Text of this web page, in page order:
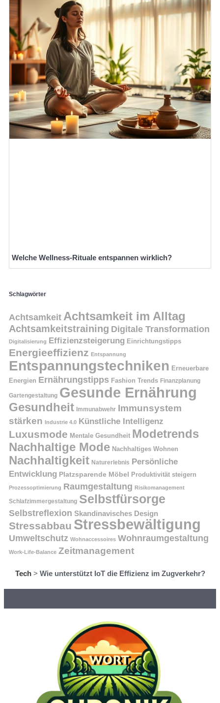
Welche Wellness-Rituale entspannen wirklich?
Schlagwörter
Achtsamkeit Achtsamkeit im Alltag
Achtsamkeitstraining Digitale Transformation
Digitalisierung Effizienzsteigerung Einrichtungstipps
Energieeffizienz Entspannung
Entspannungstechniken Erneuerbare
Energien Ernährungstipps Fashion Trends Finanzplanung
Gartengestaltung Gesunde Ernährung
Gesundheit Immunabwehr Immunsystem
stärken Industrie 4.0 Künstliche Intelligenz
Luxusmode Mentale Gesundheit Modetrends
Nachhaltige Mode Nachhaltiges Wohnen
Nachhaltigkeit Naturerlebnis Persönliche
Entwicklung Platzsparende Möbel Produktivität steigern
Prozessoptimierung Raumgestaltung Risikomanagement
Schlafzimmergestaltung Selbstfürsorge
Selbstreflexion Skandinavisches Design
Stressabbau Stressbewältigung
Umweltschutz Wohnaccessoires Wohnraumgestaltung
Work-Life-Balance Zeitmanagement
Tech> Wie unterstützt IoT die Effizienz im Zugverkehr?